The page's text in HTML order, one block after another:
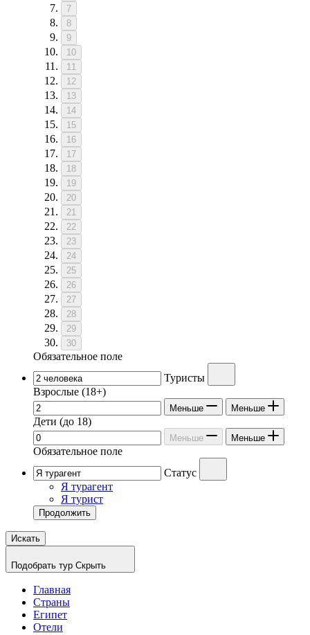
7
8
9
10
11
12
13
14
15
16
17
18
19
20
21
22
23
24
25
26
27
28
29
30
Обязательное поле
Туристы
Взрослые (18+)
Меньше Меньше
Дети (до 18)
Меньше Меньше
Обязательное поле
Статус
Я турагент
Я турист
Продолжить
Искать
Подобрать тур Скрыть
Главная
Страны
Египет
Отели